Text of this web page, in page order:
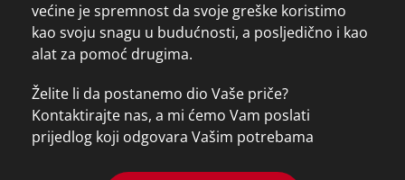
većine je spremnost da svoje greške koristimo
kao svoju snagu u budućnosti, a posljedično i kao
alat za pomoć drugima.
Želite li da postanemo dio Vaše priče?
Kontaktirajte nas, a mi ćemo Vam poslati
prijedlog koji odgovara Vašim potrebama